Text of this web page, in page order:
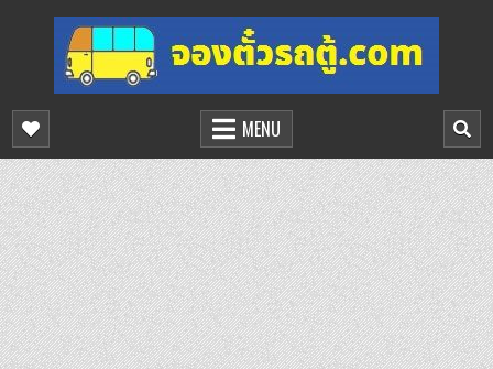
content
จองตั๋วรถตู้ออนไลน์
บริการจองตั๋วรถตู้ออนไลน์
MENU